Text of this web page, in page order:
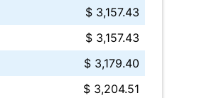
$ 3,157.43
$ 3,157.43
$ 3,179.40
$ 3,204.51